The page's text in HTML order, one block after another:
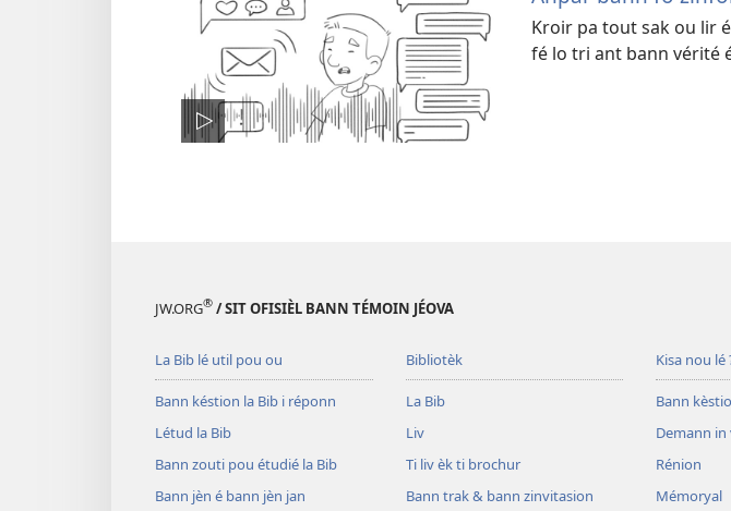
Kroir pa tout sak ou lir
fé lo tri ant bann vérité
JW.ORG® / SIT OFISIÈL BANN TÉMOIN JÉOVA
La Bib lé util pou ou
Bann késtion la Bib i réponn
Létud la Bib
Bann zouti pou étudié la Bib
Bann jèn é bann jèn jan
Bibliotèk
La Bib
Liv
Ti liv èk ti brochur
Bann trak & bann zinvitasion
Kisa nou lé
Bann
Demann in
Rénion
Mémoryal